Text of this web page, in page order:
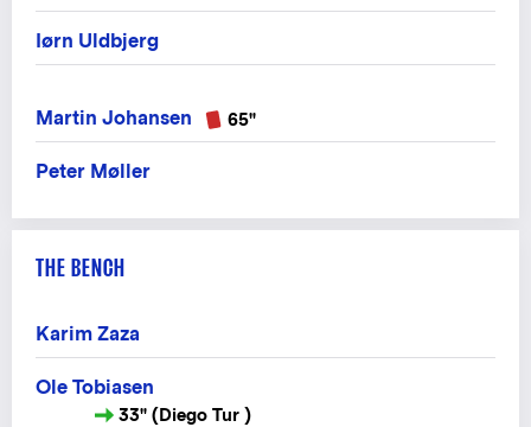
Iørn Uldbjerg
Martin Johansen 65"
Peter Møller
THE BENCH
Karim Zaza
Ole Tobiasen
33" (Diego Tur )